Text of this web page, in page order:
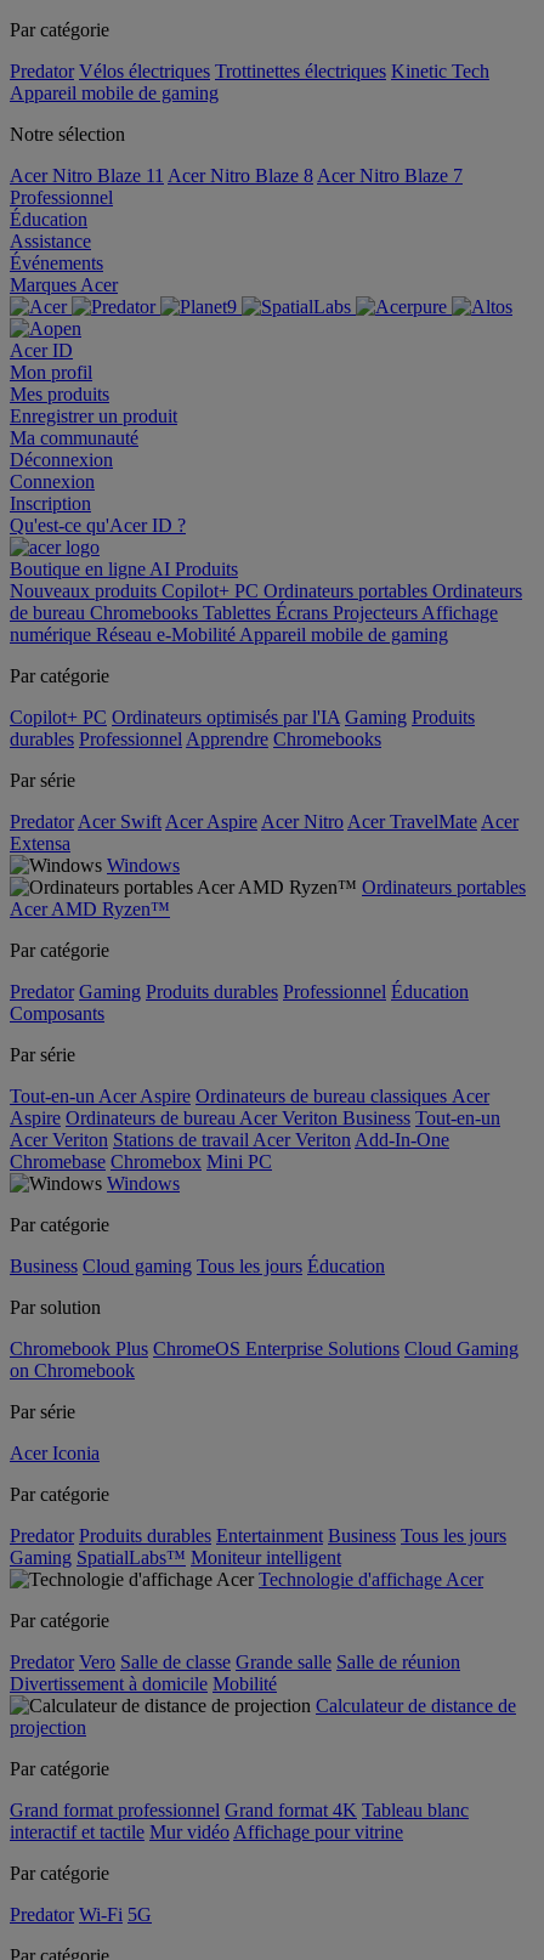
Par catégorie
Predator Vélos électriques Trottinettes électriques Kinetic Tech
Appareil mobile de gaming
Notre sélection
Acer Nitro Blaze 11 Acer Nitro Blaze 8 Acer Nitro Blaze 7
Professionnel
Éducation
Assistance
Événements
Marques Acer
Acer ID
Mon profil
Mes produits
Enregistrer un produit
Ma communauté
Déconnexion
Connexion
Inscription
Qu'est-ce qu'Acer ID ?
Boutique en ligne AI Produits
Nouveaux produits Copilot+ PC Ordinateurs portables Ordinateurs
de bureau Chromebooks Tablettes Écrans Projecteurs Affichage
numérique Réseau e-Mobilité Appareil mobile de gaming
Par catégorie
Copilot+ PC Ordinateurs optimisés par l'IA Gaming Produits
durables Professionnel Apprendre Chromebooks
Par série
Predator Acer Swift Acer Aspire Acer Nitro Acer TravelMate Acer
Extensa
Windows
Ordinateurs portables
Acer AMD Ryzen™
Par catégorie
Predator Gaming Produits durables Professionnel Éducation
Composants
Par série
Tout-en-un Acer Aspire Ordinateurs de bureau classiques Acer
Aspire Ordinateurs de bureau Acer Veriton Business Tout-en-un
Acer Veriton Stations de travail Acer Veriton Add-In-One
Chromebase Chromebox Mini PC
Windows
Par catégorie
Business Cloud gaming Tous les jours Éducation
Par solution
Chromebook Plus ChromeOS Enterprise Solutions Cloud Gaming
on Chromebook
Par série
Acer Iconia
Par catégorie
Predator Produits durables Entertainment Business Tous les jours
Gaming SpatialLabs™ Moniteur intelligent
Technologie d'affichage Acer
Par catégorie
Predator Vero Salle de classe Grande salle Salle de réunion
Divertissement à domicile Mobilité
Calculateur de distance de
projection
Par catégorie
Grand format professionnel Grand format 4K Tableau blanc
interactif et tactile Mur vidéo Affichage pour vitrine
Par catégorie
Predator Wi-Fi 5G
Par catégorie